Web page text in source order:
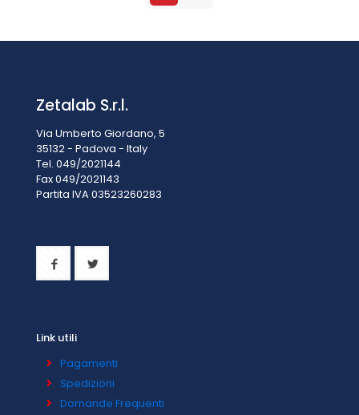
Zetalab S.r.l.
Via Umberto Giordano, 5
35132 - Padova - Italy
Tel. 049/2021144
Fax 049/2021143
Partita IVA 03523260283
Link utili
Pagamenti
Spedizioni
Domande Frequenti